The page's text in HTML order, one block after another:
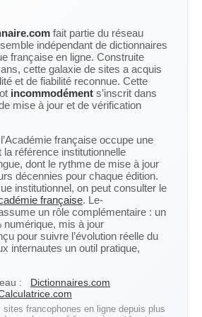
fait partie du réseau
indépendant de dictionnaires
française en ligne. Construite
cette galaxie de sites a acquis
et de fiabilité reconnue. Cette
incommodément s’inscrit dans
mise à jour et de vérification
française occupe une
la référence institutionnelle
dont le rythme de mise à jour
décennies pour chaque édition.
institutionnel, on peut consulter le
française. Le-
un rôle complémentaire : un
numérique, mis à jour
pour suivre l’évolution réelle du
internautes un outil pratique,
:
Dictionnaires.com
sites francophones en ligne depuis plus